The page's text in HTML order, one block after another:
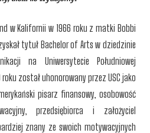
w Kalifornii w 1966 roku z matki Bobbi
tytuł Bachelor of Arts w dziedzinie
na Uniwersytecie Południowej
roku został uhonorowany przez USC jako
pisarz finansowy, osobowość
przedsiębiorca i założyciel
znany ze swoich motywacyjnych